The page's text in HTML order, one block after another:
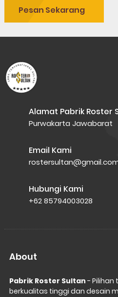
Pesan Sekarang
Alamat Pabrik Roster
Purwakarta Jawabarat
Email Kami
Hubungi Kami
+62 85794003028
About
Pabrik Roster Sultan - Pilihan
berkualitas tinggi dan desain